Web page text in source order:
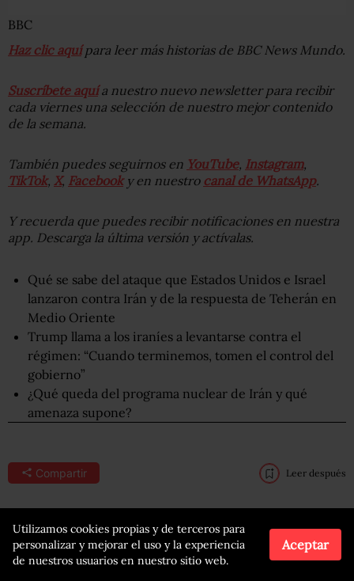
BBC
Haz clic aquípara leer más historias de BBC News Mundo.
Suscríbete aquía nuestro nuevo newsletter para recibir
cada viernes una selección de nuestro mejor contenido
de la semana.
También puedes seguirnos en YouTube, Instagram,
TikTok, X, Facebooky en nuestro canal de WhatsApp.
Y recuerda que puedes recibir notificaciones en nuestra
app. Descarga la última versión y actívalas.
Qué se sabe del ataque que Estados Unidos e Israel
lanzaron contra Irán y de la respuesta de Teherán en
Medio Oriente
Trump llama a los iraníes a levantarse contra el
régimen: “Cuando terminemos, tomen el control del
gobierno”
¿Qué queda del programa nuclear de Irán y qué
amenaza supone?
Compartir Leer después
OCULTAR COMENTARIOS
Utilizamos cookies propias y de terceros para
personalizar y mejorar el uso y la experiencia
de nuestros usuarios en nuestro sitio web.
Aceptar